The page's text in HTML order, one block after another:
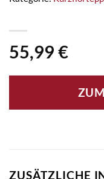
55,99 €
ZUSÄTZLICHE